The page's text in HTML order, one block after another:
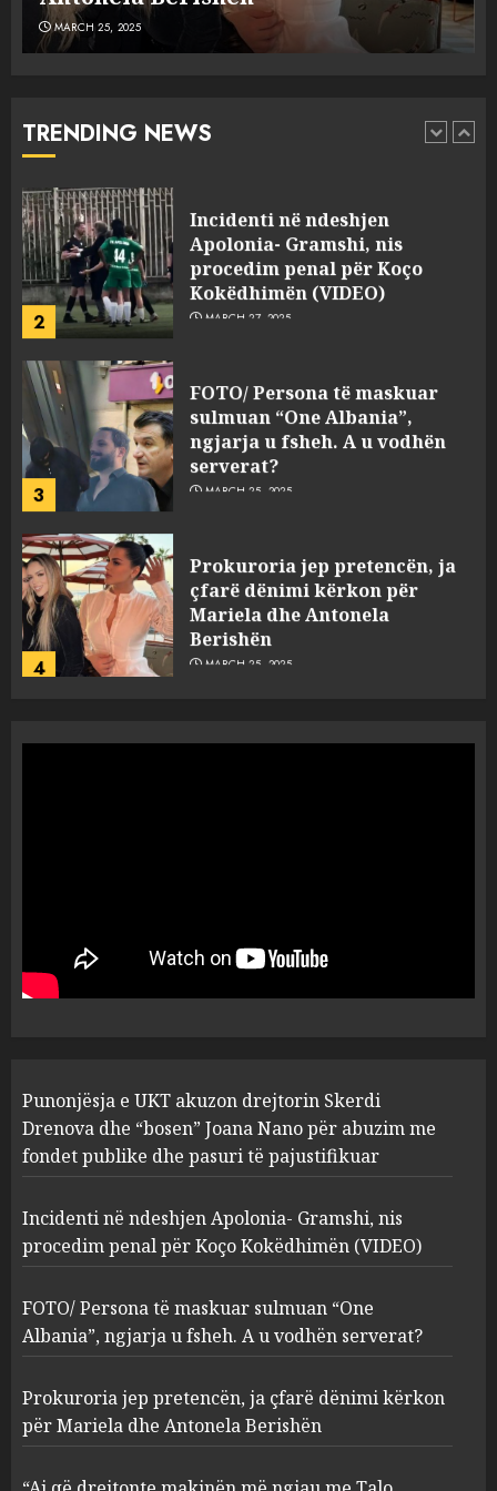
MARCH 25, 2025
TRENDING NEWS
1
Punonjësja e UKT akuzon
pasuri të pajustifikuar
2
Incidenti në ndeshjen
Apolonia- Gramshi, nis
procedim penal për Koço
Kokëdhimën (VIDEO)
MARCH 27, 2025
3
FOTO/ Persona të maskuar
sulmuan “One Albania”,
ngjarja u fsheh. A u vodhën
serverat?
MARCH 25, 2025
4
Prokuroria jep pretencën, ja
çfarë dënimi kërkon për
Mariela dhe Antonela
Berishën
MARCH 25, 2025
1
“bosen” Joana Nano për
abuzim me fondet publike dhe
pasuri të pajustifikuar
2
Apolonia- Gramshi, nis
procedim penal për Koço
Kokëdhimën (VIDEO)
MARCH 27, 2025
3
FOTO/ Persona të maskuar
sulmuan “One Albania”,
ngjarja u fsheh. A u vodhën
serverat?
Prokuroria jep pretencën, ja
çfarë dënimi kërkon për
Punonjësja e UKT akuzon drejtorin Skerdi
Drenova dhe “bosen” Joana Nano për abuzim me
fondet publike dhe pasuri të pajustifikuar
Incidenti në ndeshjen Apolonia- Gramshi, nis
procedim penal për Koço Kokëdhimën (VIDEO)
FOTO/ Persona të maskuar sulmuan “One
Albania”, ngjarja u fsheh. A u vodhën serverat?
Prokuroria jep pretencën, ja çfarë dënimi kërkon
për Mariela dhe Antonela Berishën